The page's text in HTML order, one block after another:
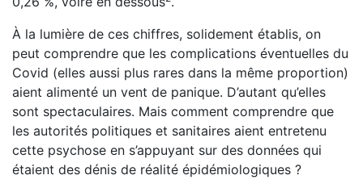
À la lumière de ces chiffres, solidement établis, on
peut comprendre que les complications éventuelles du
Covid (elles aussi plus rares dans la même proportion)
aient alimenté un vent de panique. D’autant qu’elles
sont spectaculaires. Mais comment comprendre que
les autorités politiques et sanitaires aient entretenu
cette psychose en s’appuyant sur des données qui
étaient des dénis de réalité épidémiologiques ?